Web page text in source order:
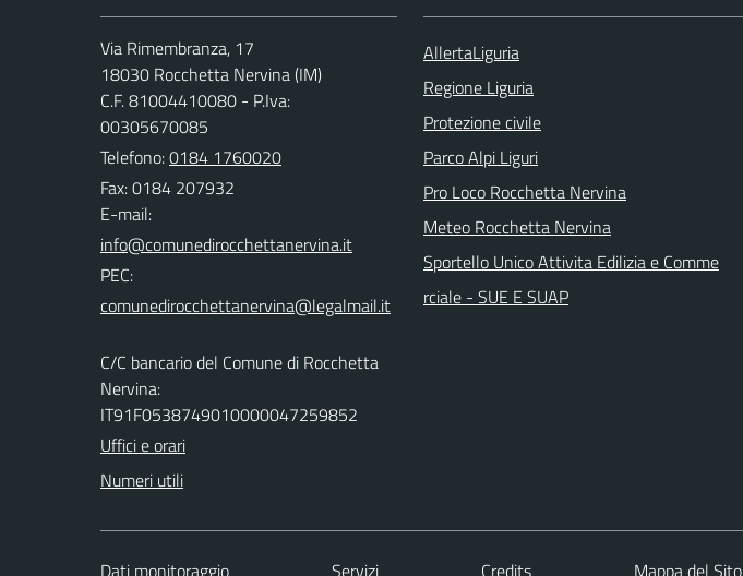
Via Rimembranza, 17
18030 Rocchetta Nervina (IM)
C.F. 81004410080 - P.Iva:
00305670085
Telefono:0184 1760020
Fax: 0184 207932
E-mail:
PEC:
C/C bancario del Comune di Rocchetta
Nervina:
IT91F0538749010000047259852
Uffici e orari
Numeri utili
AllertaLiguria
Regione Liguria
Protezione civile
Parco Alpi Liguri
Pro Loco Rocchetta Nervina
Meteo Rocchetta Nervina
Sportello Unico Attivita Edilizia e Comme
rciale - SUE E SUAP
Dati monitoraggio Servizi Credits Mappa del Sito